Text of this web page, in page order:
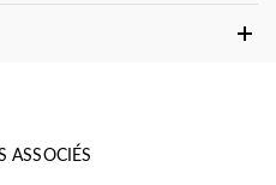
ASSOCIÉS